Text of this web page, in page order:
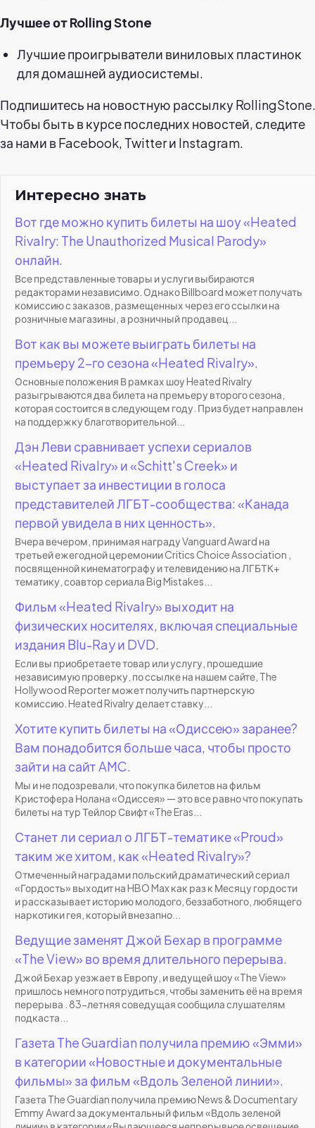
Лучшее от Rolling Stone
Лучшие проигрыватели виниловых пластинок
для домашней аудиосистемы.
Подпишитесь на новостную рассылку RollingStone.
Чтобы быть в курсе последних новостей, следите
за нами в Facebook, Twitter и Instagram.
Интересно знать
Вот где можно купить билеты на шоу «Heated
Rivalry: The Unauthorized Musical Parody»
онлайн.
Все представленные товары и услуги выбираются
редакторами независимо. Однако Billboard может получать
комиссию с заказов, размещенных через его ссылки на
розничные магазины, а розничный продавец...
Вот как вы можете выиграть билеты на
премьеру 2-го сезона «Heated Rivalry».
Основные положения В рамках шоу Heated Rivalry
разыгрываются два билета на премьеру второго сезона,
которая состоится в следующем году. Приз будет направлен
на поддержку благотворительной...
Дэн Леви сравнивает успехи сериалов
«Heated Rivalry» и «Schitt's Creek» и
выступает за инвестиции в голоса
представителей ЛГБТ-сообщества: «Канада
первой увидела в них ценность».
Вчера вечером, принимая награду Vanguard Award на
третьей ежегодной церемонии Critics Choice Association ,
посвященной кинематографу и телевидению на ЛГБТК+
тематику, соавтор сериала Big Mistakes...
Фильм «Heated Rivalry» выходит на
физических носителях, включая специальные
издания Blu-Ray и DVD.
Если вы приобретаете товар или услугу, прошедшие
независимую проверку, по ссылке на нашем сайте, The
Hollywood Reporter может получить партнерскую
комиссию. Heated Rivalry делает ставку...
Хотите купить билеты на «Одиссею» заранее?
Вам понадобится больше часа, чтобы просто
зайти на сайт AMC.
Мы и не подозревали, что покупка билетов на фильм
Кристофера Нолана «Одиссея» — это все равно что покупать
билеты на тур Тейлор Свифт «The Eras...
Станет ли сериал о ЛГБТ-тематике «Proud»
таким же хитом, как «Heated Rivalry»?
Отмеченный наградами польский драматический сериал
«Гордость» выходит на HBO Max как раз к Месяцу гордости
и рассказывает историю молодого, беззаботного, любящего
наркотики гея, который внезапно...
Ведущие заменят Джой Бехар в программе
«The View» во время длительного перерыва.
Джой Бехар уезжает в Европу, и ведущей шоу «The View»
пришлось немного потрудиться, чтобы заменить её на время
перерыва . 83-летняя соведущая сообщила слушателям
подкаста...
Газета The Guardian получила премию «Эмми»
в категории «Новостные и документальные
фильмы» за фильм «Вдоль Зеленой линии».
Газета The Guardian получила премию News & Documentary
Emmy Award за документальный фильм «Вдоль зеленой